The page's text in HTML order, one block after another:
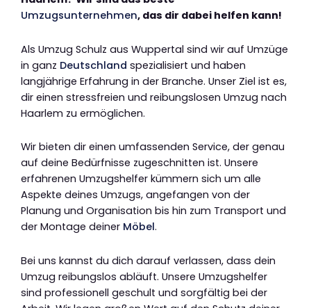
Umzugsunternehmen, das dir dabei helfen kann!
Als Umzug Schulz aus Wuppertal sind wir auf Umzüge
in ganz Deutschland spezialisiert und haben
langjährige Erfahrung in der Branche. Unser Ziel ist es,
dir einen stressfreien und reibungslosen Umzug nach
Haarlem zu ermöglichen.
Wir bieten dir einen umfassenden Service, der genau
auf deine Bedürfnisse zugeschnitten ist. Unsere
erfahrenen Umzugshelfer kümmern sich um alle
Aspekte deines Umzugs, angefangen von der
Planung und Organisation bis hin zum Transport und
der Montage deiner Möbel.
Bei uns kannst du dich darauf verlassen, dass dein
Umzug reibungslos abläuft. Unsere Umzugshelfer
sind professionell geschult und sorgfältig bei der